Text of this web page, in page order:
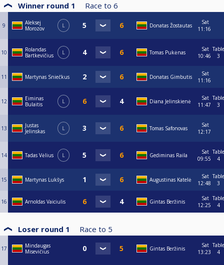
Winner round 1 Race to 6
9
Aleksej
Morozov
L Donatas Žostautas
Sat
11:16
10
Rolandas
Bartkevičius
L Tomas Pukėnas
Sat
10:46
Table
3
11 Martynas Sniečkus Donatas Gimbutis
Sat
11:16
12
Eiminas
Bulaitis
L Diana Jelinskienė
Sat
11:47
Table
3
13
Justas
Jelinskas
L Tomas Safonovas
Sat
12:17
14 Tadas Vėlius L Gediminas Raila
Sat
09:55
Table
4
15 Martynas Lukšys Augustinas Katelė
Sat
12:48
Table
3
16 Arnoldas Vaiciulis Gintas Beržinis
Sat
12:25
Table
4
Loser round 1 Race to 5
17
Mindaugas
Misevičius
Gintas Beržinis
Sat
13:23
Table
4